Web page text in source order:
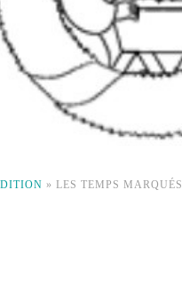
» LES TEMPS MARQUÉS